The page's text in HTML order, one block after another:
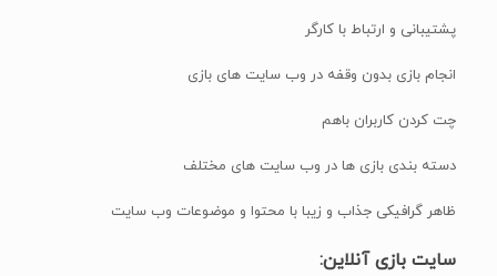
پشتیبانی و ارتباط با کارگر
انجام بازی بدون وقفه در وب سایت های بازی
چت کردن کاربران باهم
دسته بندی بازی ها در وب سایت های مختلف
ظاهر گرافیکی جذاب و زیبا با محتوا و موضوعات وب سایت
سایت بازی آنلاین: